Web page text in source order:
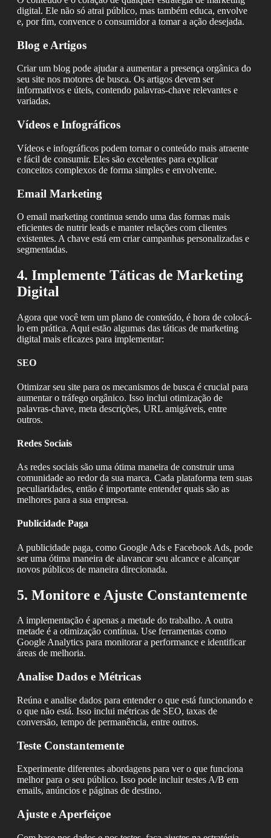
digital. Ele não só atrai público, mas também educa, envolve
e, por fim, convence o consumidor a tomar a ação desejada.
Blog e Artigos
Criar um blog pode ajudar a aumentar a presença orgânica do
seu site nos motores de busca. Os artigos devem ser
informativos e úteis, contendo palavras-chave relevantes e
variadas.
Vídeos e Infográficos
Vídeos e infográficos podem tornar o conteúdo mais atraente
e fácil de consumir. Eles são excelentes para explicar
conceitos complexos de forma simples e envolvente.
Email Marketing
O email marketing continua sendo uma das formas mais
eficientes de nutrir leads e manter relações com clientes
existentes. A chave está em criar campanhas personalizadas e
segmentadas.
4. Implemente Táticas de Marketing
Digital
Agora que você tem um plano de conteúdo, é hora de colocá-
lo em prática. Aqui estão algumas das táticas de marketing
digital mais eficazes para implementar:
SEO
Otimizar seu site para os mecanismos de busca é crucial para
aumentar o tráfego orgânico. Isso inclui otimização de
palavras-chave, meta descrições, URL amigáveis, entre
outros.
Redes Sociais
As redes sociais são uma ótima maneira de construir uma
comunidade ao redor da sua marca. Cada plataforma tem suas
peculiaridades, então é importante entender quais são as
melhores para a sua empresa.
Publicidade Paga
A publicidade paga, como Google Ads e Facebook Ads, pode
ser uma ótima maneira de alavancar seu alcance e alcançar
novos públicos de maneira direcionada.
5. Monitore e Ajuste Constantemente
A implementação é apenas a metade do trabalho. A outra
metade é a otimização contínua. Use ferramentas como
Google Analytics para monitorar a performance e identificar
áreas de melhoria.
Analise Dados e Métricas
Reúna e analise dados para entender o que está funcionando e
o que não está. Isso inclui métricas de SEO, taxas de
conversão, tempo de permanência, entre outros.
Teste Constantemente
Experimente diferentes abordagens para ver o que funciona
melhor para o seu público. Isso pode incluir testes A/B em
emails, anúncios e páginas de destino.
Ajuste e Aperfeiçoe